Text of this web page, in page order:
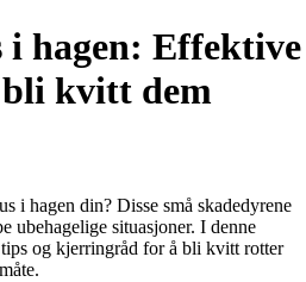
i hagen: Effektive
kvitt dem
i hagen din? Disse små skadedyrene
ubehagelige situasjoner. I denne
og kjerringråd for å bli kvitt rotter